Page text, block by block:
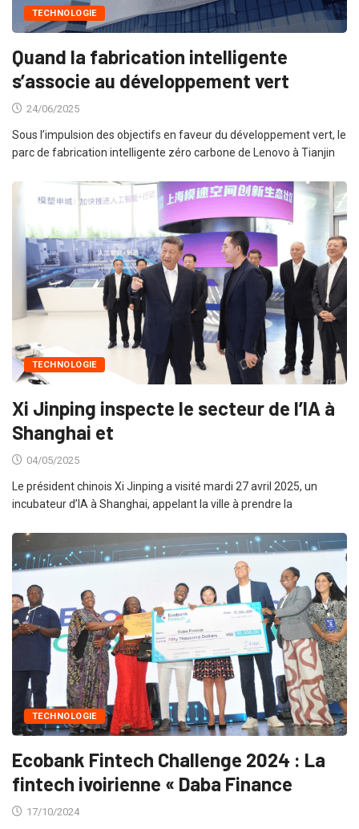
TECHNOLOGIE
Quand la fabrication intelligente
s’associe au développement vert
24/06/2025
Sous l’impulsion des objectifs en faveur du développement vert, le
parc de fabrication intelligente zéro carbone de Lenovo à Tianjin
TECHNOLOGIE
Xi Jinping inspecte le secteur de l’IA à
Shanghai et
04/05/2025
Le président chinois Xi Jinping a visité mardi 27 avril 2025, un
incubateur d’IA à Shanghai, appelant la ville à prendre la
TECHNOLOGIE
Ecobank Fintech Challenge 2024 : La
fintech ivoirienne « Daba Finance
17/10/2024